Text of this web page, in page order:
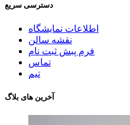
دسترسی سریع
اطلاعات نمایشگاه
نقشه سالن
فرم پبش ثبت نام
تماس
تیم
آخرین های بلاگ